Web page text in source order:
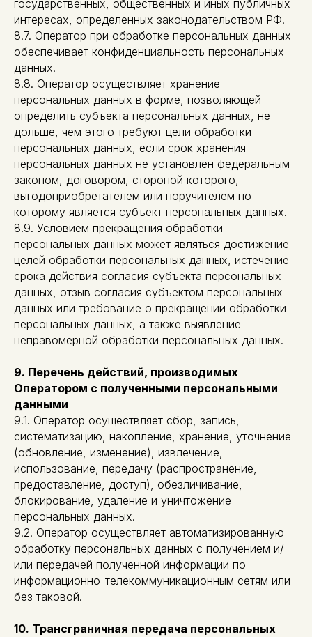
государственных, общественных и иных публичных
интересах, определенных законодательством РФ.
8.7. Оператор при обработке персональных данных
обеспечивает конфиденциальность персональных
данных.
8.8. Оператор осуществляет хранение
персональных данных в форме, позволяющей
определить субъекта персональных данных, не
дольше, чем этого требуют цели обработки
персональных данных, если срок хранения
персональных данных не установлен федеральным
законом, договором, стороной которого,
выгодоприобретателем или поручителем по
которому является субъект персональных данных.
8.9. Условием прекращения обработки
персональных данных может являться достижение
целей обработки персональных данных, истечение
срока действия согласия субъекта персональных
данных, отзыв согласия субъектом персональных
данных или требование о прекращении обработки
персональных данных, а также выявление
неправомерной обработки персональных данных.
9. Перечень действий, производимых
Оператором с полученными персональными
данными
9.1. Оператор осуществляет сбор, запись,
систематизацию, накопление, хранение, уточнение
(обновление, изменение), извлечение,
использование, передачу (распространение,
предоставление, доступ), обезличивание,
блокирование, удаление и уничтожение
персональных данных.
9.2. Оператор осуществляет автоматизированную
обработку персональных данных с получением и/
или передачей полученной информации по
информационно-телекоммуникационным сетям или
без таковой.
10. Трансграничная передача персональных